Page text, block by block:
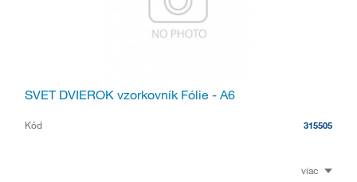
SVET DVIEROK vzorkovník Fólie - A6
Kód 315505
viac